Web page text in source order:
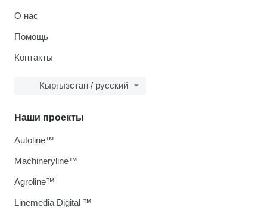
О нас
Помощь
Контакты
Кыргызстан / русский
Наши проекты
Autoline™
Machineryline™
Agroline™
Linemedia Digital ™